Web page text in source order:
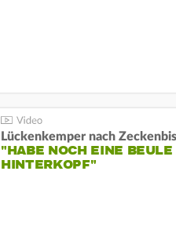
Lückenkemper nach
"HABE NOCH EINE BEULE
HINTERKOPF"